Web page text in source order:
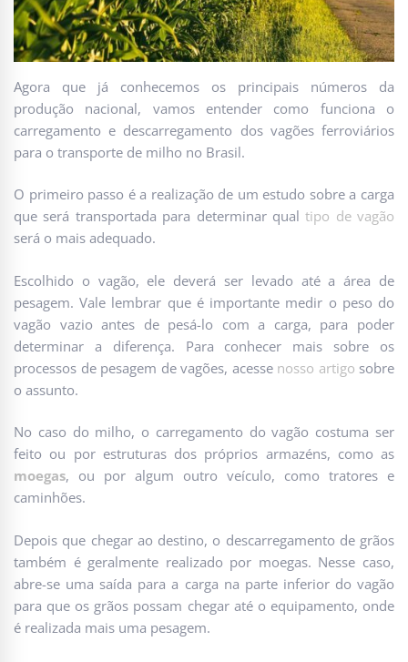
Agora que já conhecemos os principais números da
produção nacional, vamos entender como funciona o
carregamento e descarregamento dos vagões ferroviários
para o transporte de milho no Brasil.
O primeiro passo é a realização de um estudo sobre a carga
que será transportada para determinar qualtipo de vagão
será o mais adequado.
Escolhido o vagão, ele deverá ser levado até a área de
pesagem. Vale lembrar que é importante medir o peso do
vagão vazio antes de pesá-lo com a carga, para poder
determinar a diferença. Para conhecer mais sobre os
processos de pesagem de vagões, acesse nosso artigo sobre
o assunto.
No caso do milho, o carregamento do vagão costuma ser
feito ou por estruturas dos próprios armazéns, como as
moegas, ou por algum outro veículo, como tratores e
caminhões.
Depois que chegar ao destino, o descarregamento de grãos
também é geralmente realizado por moegas. Nesse caso,
abre-se uma saída para a carga na parte inferior do vagão
para que os grãos possam chegar até o equipamento, onde
é realizada mais uma pesagem.